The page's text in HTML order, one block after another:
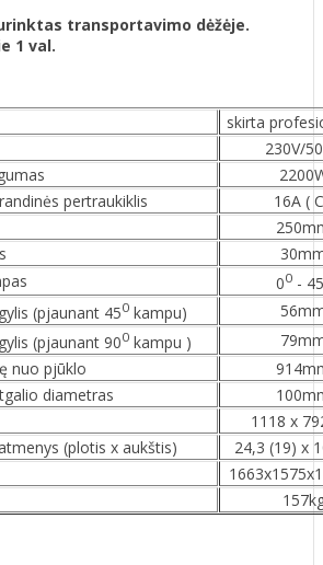
transportavimo dėžėje.
1 val.
skirta
230V/
pertraukiklis
16A (
00- 45
(pjaunant 450 kampu)
(pjaunant 900 kampu )
nuo pjūklo
diametras
1118 x
(plotis x aukštis)
24,3 (19) x